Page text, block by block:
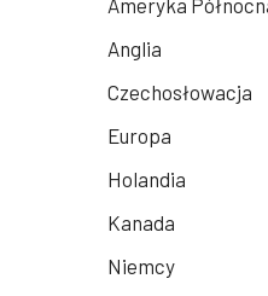
Ameryka
Anglia
Czechosłowacja
Europa
Holandia
Kanada
Niemcy